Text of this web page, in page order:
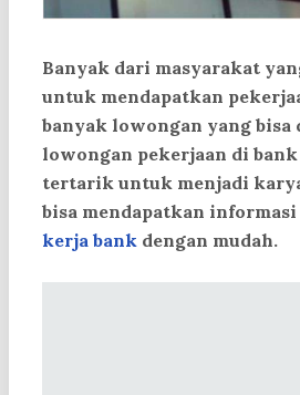
Banyak dari masyarakat
untuk mendapatkan
banyak lowongan yang
lowongan pekerjaan di bank
tertarik untuk menjadi
bisa mendapatkan
kerja bank dengan mudah.